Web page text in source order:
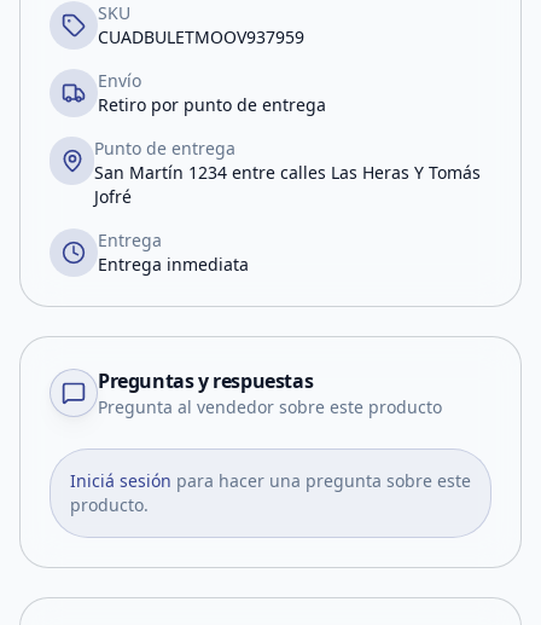
SKU
CUADBULETMOOV937959
Envío
Retiro por punto de entrega
Punto de entrega
San Martín 1234 entre calles Las Heras Y Tomás
Jofré
Entrega
Entrega inmediata
Preguntas y respuestas
Pregunta al vendedor sobre este producto
Iniciá sesión para hacer una pregunta sobre este
producto.